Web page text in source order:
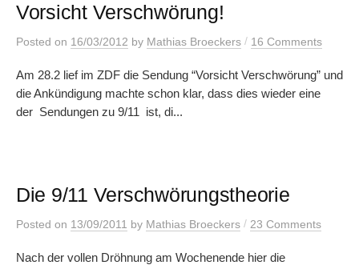
Vorsicht Verschwörung!
Posted on 16/03/2012 by Mathias Broeckers / 16 Comments
Am 28.2 lief im ZDF die Sendung “Vorsicht Verschwörung” und
die Ankündigung machte schon klar, dass dies wieder eine
der Sendungen zu 9/11 ist, di...
Die 9/11 Verschwörungstheorie
Posted on 13/09/2011 by Mathias Broeckers / 23 Comments
Nach der vollen Dröhnung am Wochenende hier die